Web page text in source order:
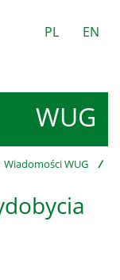
PL EN
WUG
Wiadomości WUG /